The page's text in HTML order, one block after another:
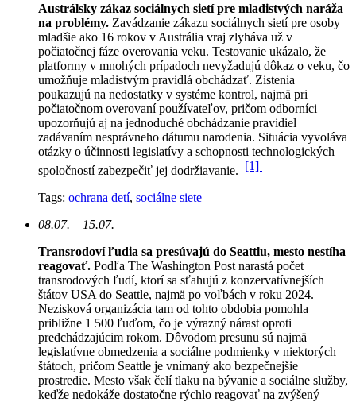
Austrálsky zákaz sociálnych sietí pre mladistvých naráža
na problémy. Zavádzanie zákazu sociálnych sietí pre osoby
mladšie ako 16 rokov v Austrália vraj zlyháva už v
počiatočnej fáze overovania veku. Testovanie ukázalo, že
platformy v mnohých prípadoch nevyžadujú dôkaz o veku, čo
umožňuje mladistvým pravidlá obchádzať. Zistenia
poukazujú na nedostatky v systéme kontrol, najmä pri
počiatočnom overovaní používateľov, pričom odborníci
upozorňujú aj na jednoduché obchádzanie pravidiel
zadávaním nesprávneho dátumu narodenia. Situácia vyvoláva
otázky o účinnosti legislatívy a schopnosti technologických
spoločností zabezpečiť jej dodržiavanie. [1]
Tags: ochrana detí, sociálne siete
08.07. – 15.07.
Transrodoví ľudia sa presúvajú do Seattlu, mesto nestíha
reagovať. Podľa The Washington Post narastá počet
transrodových ľudí, ktorí sa sťahujú z konzervatívnejších
štátov USA do Seattle, najmä po voľbách v roku 2024.
Nezisková organizácia tam od tohto obdobia pomohla
približne 1 500 ľuďom, čo je výrazný nárast oproti
predchádzajúcim rokom. Dôvodom presunu sú najmä
legislatívne obmedzenia a sociálne podmienky v niektorých
štátoch, pričom Seattle je vnímaný ako bezpečnejšie
prostredie. Mesto však čelí tlaku na bývanie a sociálne služby,
keďže nedokáže dostatočne rýchlo reagovať na zvýšený